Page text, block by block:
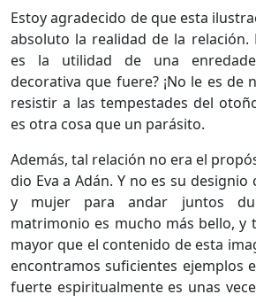
Estoy agradecido de que esta
absoluto la realidad de la relación.
es la utilidad de una
decorativa que fuere? ¡No le es de
resistir a las tempestades del
es otra cosa que un parásito.
Además, tal relación no era el
dio Eva a Adán. Y no es su
y mujer para andar juntos
matrimonio es mucho más bello, y
mayor que el contenido de esta
encontramos suficientes ejemplos
fuerte espiritualmente es unas